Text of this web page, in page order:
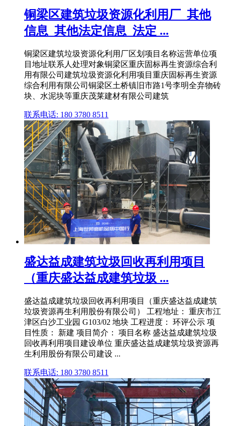
铜梁区建筑垃圾资源化利用厂_其他
信息_其他法定信息_法定 ...
铜梁区建筑垃圾资源化利用厂区划项目名称运营单位项
目地址联系人处理对象铜梁区重庆固标再生资源综合利
用有限公司建筑垃圾资源化利用项目重庆固标再生资源
综合利用有限公司铜梁区土桥镇旧市路1号李明全弃物砖
块、水泥块等重庆茂莱建材有限公司建筑
联系电话: 180 3780 8511
盛达益成建筑垃圾回收再利用项目
（重庆盛达益成建筑垃圾 ...
盛达益成建筑垃圾回收再利用项目（重庆盛达益成建筑
垃圾资源再生利用股份有限公司） 工程地址： 重庆市江
津区白沙工业园 G103/02 地块 工程进度： 环评公示 项
目性质： 新建 项目简介： 项目名称 盛达益成建筑垃圾
回收再利用项目建设单位 重庆盛达益成建筑垃圾资源再
生利用股份有限公司建设 ...
联系电话: 180 3780 8511